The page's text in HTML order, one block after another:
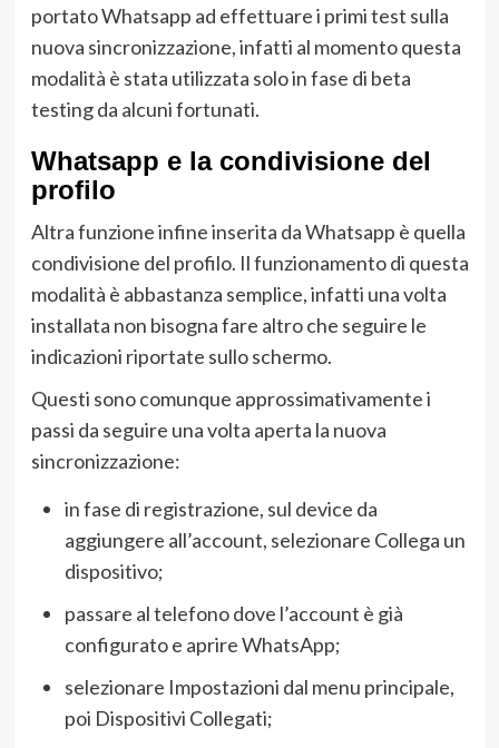
portato Whatsapp ad effettuare i primi test sulla
nuova sincronizzazione, infatti al momento questa
modalità è stata utilizzata solo in fase di beta
testing da alcuni fortunati.
Whatsapp e la condivisione del
profilo
Altra funzione infine inserita da Whatsapp è quella
condivisione del profilo. Il funzionamento di questa
modalità è abbastanza semplice, infatti una volta
installata non bisogna fare altro che seguire le
indicazioni riportate sullo schermo.
Questi sono comunque approssimativamente i
passi da seguire una volta aperta la nuova
sincronizzazione:
in fase di registrazione, sul device da
aggiungere all’account, selezionare Collega un
dispositivo;
passare al telefono dove l’account è già
configurato e aprire WhatsApp;
selezionare Impostazioni dal menu principale,
poi Dispositivi Collegati;